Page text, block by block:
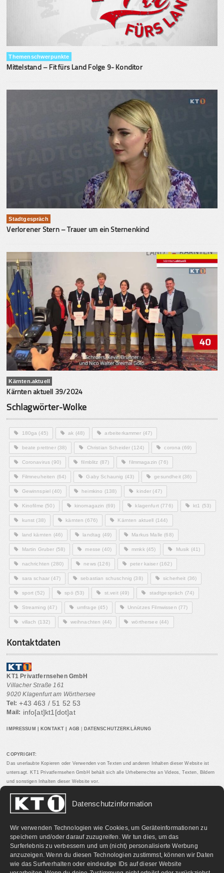
Datenschutzinformation
Wir verwenden Technologien wie Cookies, um Geräteinformationen zu
speichern und/oder darauf zuzugreifen. Wir tun dies, um das
Surferlebnis zu verbessern und um (nicht) personalisierte Werbung
anzuzeigen. Wenn du diesen Technologien zustimmst, können wir Daten
wie das Surfverhalten oder eindeutige IDs auf dieser Website
Themenschwerpunkte
Mittelstand – Fit fürs Land Folge 9- Konditor
Stadtgespräch
Verlorener Stern – Trauer um ein Sternenkind
Kärnten.aktuell
Kärnten aktuell 39/2024
Schlagwörter-Wolke
180ga (45) ak (48) arbeiterkammer (47)
beate prettner(38) Christian Scheider (124) corona (69)
Coronavirus (90) filmblitz (87) filmmagazin (76)
Filmneuheiten (64) Gaby Schaunig (43) gesundheit(36)
Gewinnspiel (40) heimkino (138) kinder (47)
Kinofilme (50) kinomagazin (69) klagenfurt(776) kt1 (53)
kunst (38) kärnten (676) Kärnten aktuell (144)
land kärnten (46) landtag (49) Markus Malle (68)
Martin Gruber (58) messe (40) mmkk(45) Musik (41)
nachrichten (280) news(126) peter kaiser(162)
sara schaar (47) sebastian schuschnig (38) sicherheit (36)
sport (52) spö (53) st.veit(49) stadtgespräch (74)
Streaming (47) umfrage (45) Unnützes Filmwissen (77)
villach (132) weihnachten (44) wörthersee (44)
Kontaktdaten
KT1 Privatfernsehen GmbH
Villacher Straße 161
9020 Klagenfurt am Wörthersee
Tel: +43 463 / 51 52 53
Mail: info[at]kt1[dot]at
IMPRESSUM KONTAKT AGB DATENSCHUTZERKLÄRUNG
COPYRIGHT:
Das unerlaubte Kopieren oder Verwenden von Texten und anderen Inhalten dieser Website ist
untersagt. KT1 Privatfernsehen GmbH behält sich alle Urheberrechte an Videos, Texten, Bildern
und sonstigen Inhalten dieser Website vor.
PARTNERLINKS: